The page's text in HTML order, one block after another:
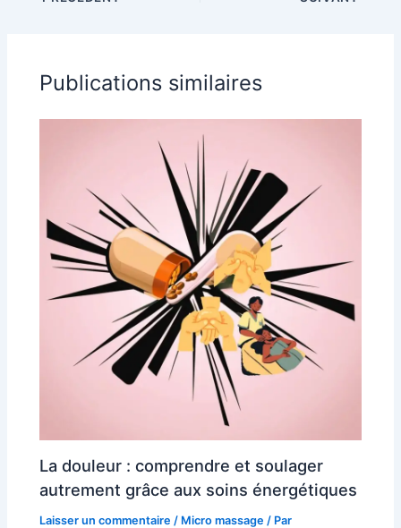
Publications similaires
La douleur : comprendre et soulager
autrement grâce aux soins énergétiques
Laisser un commentaire / Micro massage / Par